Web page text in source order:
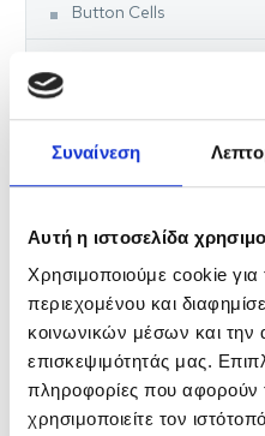
Συναίνεση
Αυτή η ιστοσελίδα
Χρησιμοποιούμε cookie για
περιεχομένου και
κοινωνικών μέσων και την
επισκεψιμότητάς μας.
πληροφορίες που αφορούν
χρησιμοποιείτε τον
Button Cells
Hearing Aids
EnergiaNet
LATARKI
SMD A BULBS
SMD CANDLE BULBS